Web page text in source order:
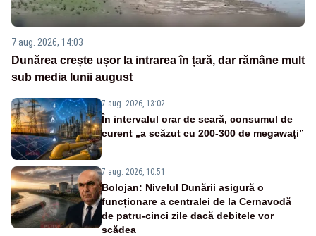
7 aug. 2026, 14:03
Dunărea crește ușor la intrarea în țară, dar rămâne mult
sub media lunii august
7 aug. 2026, 13:02
În intervalul orar de seară, consumul de
curent „a scăzut cu 200-300 de megawați”
7 aug. 2026, 10:51
Bolojan: Nivelul Dunării asigură o
funcționare a centralei de la Cernavodă
de patru-cinci zile dacă debitele vor
scădea